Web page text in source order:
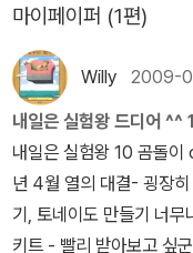
마이페이퍼 (1편)
Willy 2009-
내일은 실험왕 드디어 ^^
내일은 실험왕 10 곰돌
년 4월 열의 대결- 굉장
기, 토네이도 만들기 너
키트 - 빨리 받아보고 싶